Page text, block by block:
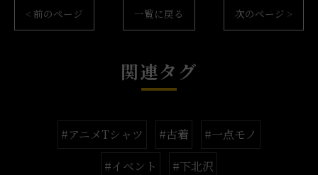
< 前のページ 一覧に戻る 次のページ >
関連タグ
#アニメTシャツ #古着
#一点モノ
#イベント
#下北沢